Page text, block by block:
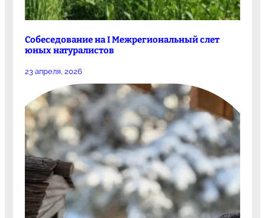
Собеседование на I Межрегиональный слет
юных натуралистов
23 апреля, 2026